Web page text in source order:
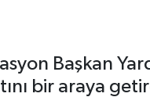
Başkan
bir araya